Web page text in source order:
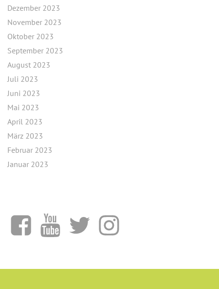
Dezember 2023
November 2023
Oktober 2023
September 2023
August 2023
Juli 2023
Juni 2023
Mai 2023
April 2023
März 2023
Februar 2023
Januar 2023